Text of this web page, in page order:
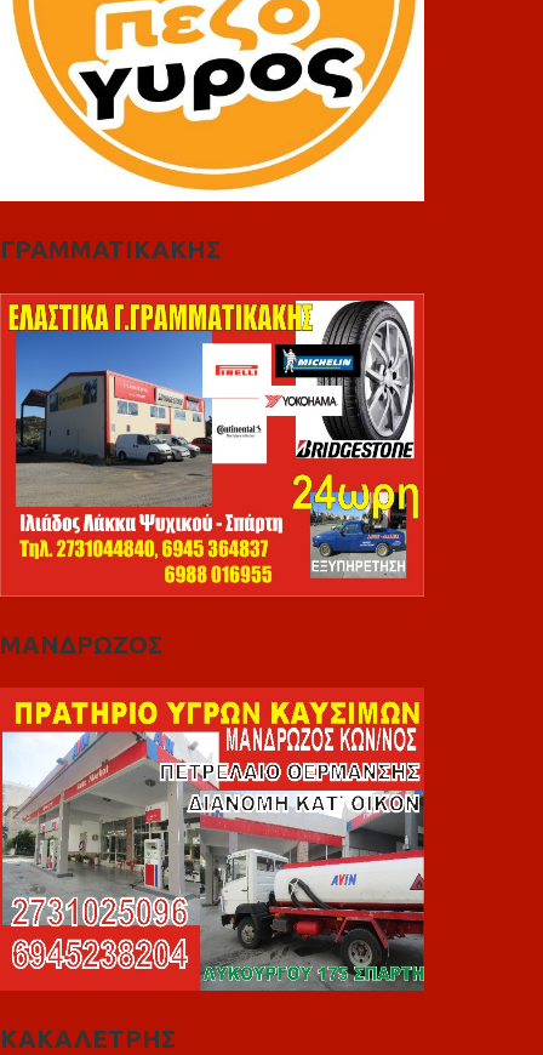
ΓΡΑΜΜΑΤΙΚΑΚΗΣ
ΜΑΝΔΡΩΖΟΣ
ΚΑΚΑΛΕΤΡΗΣ